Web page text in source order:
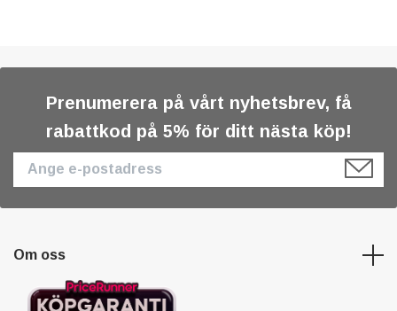
Prenumerera på vårt nyhetsbrev, få
rabattkod på 5% för ditt nästa köp!
Om oss